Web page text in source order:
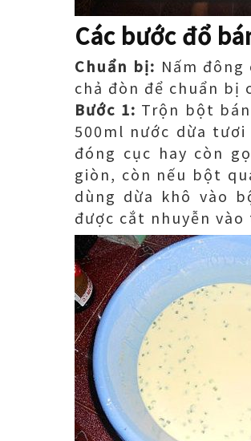
Các bước đổ
Chuẩn bị: Nấm
chả đòn để chuẩn bị
Bước 1: Trộn bột
500ml nước dừa
đóng cục hay còn
giòn, còn nếu bột
dùng dừa khô vào
được cắt nhuyễn